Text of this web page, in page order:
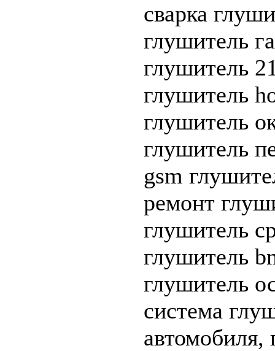
сварка
глушитель
глушитель
глушитель
глушитель
глушитель
gsm
ремонт
глушитель
глушитель
глушитель
система
автомобиля,